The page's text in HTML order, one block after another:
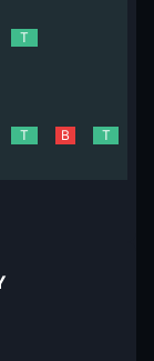
T
T B T